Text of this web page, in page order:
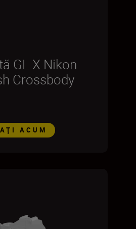
GL X Nikon
Crossbody
ACUM